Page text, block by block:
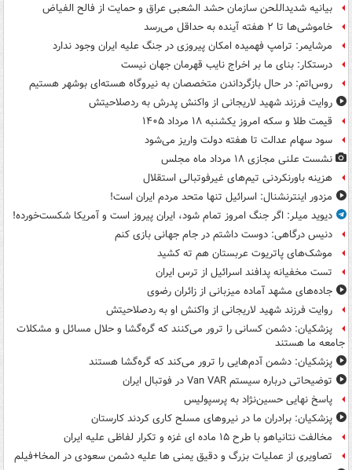
بیانیه شدیداللحن سازمان حشد الشعبی عراق و حمایت از فالح الفیاض
خاموشی‌ها تا ۲ هفته آینده به حداقل می‌رسد
مرشایمر: ترامپ فهمیده امکان پیروزی در جنگ علیه ایران وجود ندارد
درستکار: بنای ما بر اخراج نایب قهرمان جهان نیست
روس‌اتم: در حال بازگرداندن متخصصان به نیروگاه هسته‌ای بوشهر هستیم
روایت فرزند شهید لاریجانی از واکنش پدرش به ردصلاحیتش
قیمت طلا و سکه امروز یکشنبه ۱۸ مرداد ۱۴۰۵
سود سهام عدالت تا هفته دولت واریز می‌شود
نشست علنی مجازی ۱۸ مرداد ماه مجلس
هزینه باورنکردنی تیم‌های غیرفوتبالی استقلال
مزدور اینترنشنال: اسرائیل تنها متحد مردم ایران است!
دیوید میلر: اگر جنگ امروز تمام شود، ایران پیروز است و آمریکا شکست‌خورده!
دنیس درگاهی: دوست داشتم در جام جهانی بازی کنم
موشک‌های پاتریوت عربستان هم ته‌ کشید
تست مخفیانه پدافند اسرائیل از ترس ایران
جاده‌های مشهد آماده میزبانی از زائران رضوی
روایت فرزند شهید لاریجانی از واکنش او به ردصلاحیتش
پزشکیان: دشمن کسانی را ترور می‌کنند که گره‌گشا و حلال مسائل و مشکلات
جامعه ما هستند
پزشکیان: دشمن آدم‌هایی را ترور می‌کند که گره‌گشا هستند
توضیحاتی درباره سیستم Van VAR در فوتبال ایران
پاسخ نهایی حسین‌نژاد به پرسپولیس
پزشکیان: برادران ما در نیروهای مسلح کاری کردند کارستان
مخالفت نتانیاهو با طرح ۱۵ ماده ای غزه و تکرار لفاظی علیه ایران
تصاویری از عملیات بزرگ و دقیق یمنی ها علیه دشمن سعودی در المخا+فیلم